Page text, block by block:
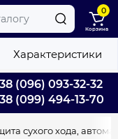
(096) 093-32-32
(099) 494-13-70
0
Корзина
сухого хода,
Характеристики